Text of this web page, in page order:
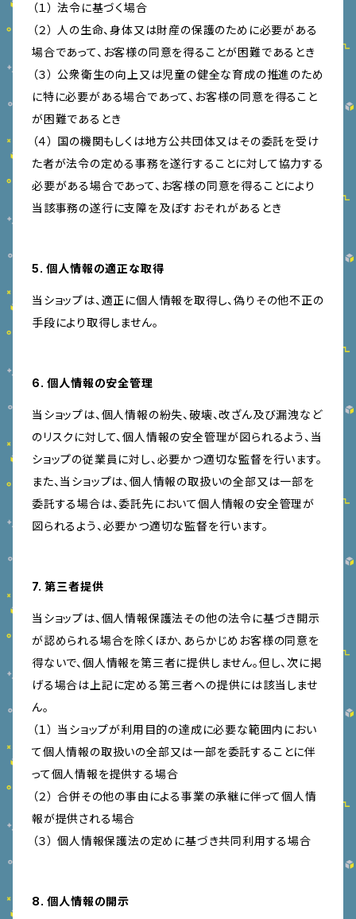
（１） 法令に基づく場合
（２） 人の生命、身体又は財産の保護のために必要がある
場合であって、お客様の同意を得ることが困難であるとき
（３） 公衆衛生の向上又は児童の健全な育成の推進のため
に特に必要がある場合であって、お客様の同意を得ること
が困難であるとき
（４） 国の機関もしくは地方公共団体又はその委託を受け
た者が法令の定める事務を遂行することに対して協力する
必要がある場合であって、お客様の同意を得ることにより
当該事務の遂行に支障を及ぼすおそれがあるとき
5. 個人情報の適正な取得
当ショップは、適正に個人情報を取得し、偽りその他不正の
手段により取得しません。
6. 個人情報の安全管理
当ショップは、個人情報の紛失、破壊、改ざん及び漏洩など
のリスクに対して、個人情報の安全管理が図られるよう、当
ショップの従業員に対し、必要かつ適切な監督を行います。
また、当ショップは、個人情報の取扱いの全部又は一部を
委託する場合は、委託先において個人情報の安全管理が
図られるよう、必要かつ適切な監督を行います。
7. 第三者提供
当ショップは、個人情報保護法その他の法令に基づき開示
が認められる場合を除くほか、あらかじめお客様の同意を
得ないで、個人情報を第三者に提供しません。但し、次に掲
げる場合は上記に定める第三者への提供には該当しませ
ん。
（１） 当ショップが利用目的の達成に必要な範囲内におい
て個人情報の取扱いの全部又は一部を委託することに伴
って個人情報を提供する場合
（２） 合併その他の事由による事業の承継に伴って個人情
報が提供される場合
（３） 個人情報保護法の定めに基づき共同利用する場合
8. 個人情報の開示